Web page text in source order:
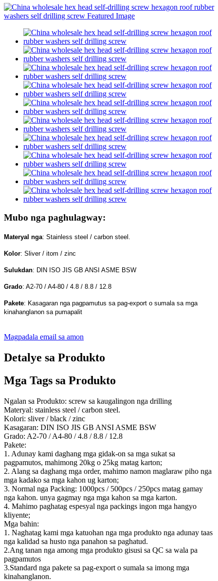
Mubo nga paghulagway:
Materyal nga: Stainless steel / carbon steel.
Kolor: Sliver / itom / zinc
Sulukdan: DIN ISO JIS GB ANSI ASME BSW
Grado: A2-70 / A4-80 / 4.8 / 8.8 / 12.8
Pakete: Kasagaran nga pagpamutus sa pag-export o sumala sa mga
kinahanglanon sa pumapalit
Magpadala email sa amon
Detalye sa Produkto
Mga Tags sa Produkto
Ngalan sa Produkto: screw sa kaugalingon nga drilling
Materyal: stainless steel / carbon steel.
Kolori: sliver / black / zinc
Kasagaran: DIN ISO JIS GB ANSI ASME BSW
Grado: A2-70 / A4-80 / 4.8 / 8.8 / 12.8
Pakete:
1. Adunay kami daghang mga gidak-on sa mga sukat sa
pagpamutos, mahimong 20kg o 25kg matag karton;
2. Alang sa daghang mga order, mahimo namon maglaraw piho nga
mga kadako sa mga kahon ug karton;
3. Normal nga Packing: 1000pcs / 500pcs / 250pcs matag gamay
nga kahon. unya gagmay nga mga kahon sa mga karton.
4. Mahimo paghatag espesyal nga packings ingon mga hangyo
kliyente;
Mga bahin:
1. Naghatag kami mga katuohan nga mga produkto nga adunay taas
nga kalidad sa husto nga panahon sa paghatud.
2.Ang tanan nga among mga produkto gisusi sa QC sa wala pa
pagpamutos
3.Standard nga pakete sa pag-export o sumala sa imong mga
kinahanglanon.